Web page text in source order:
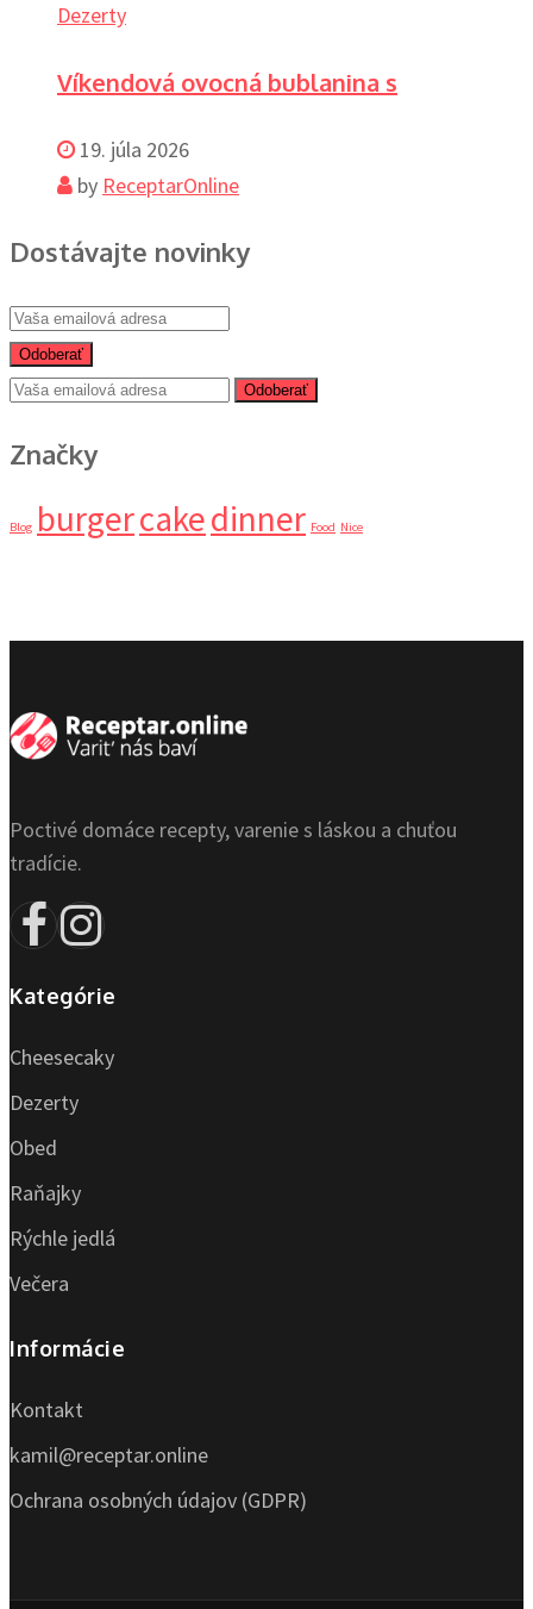
Dezerty
Víkendová ovocná bublanina s
19. júla 2026
by ReceptarOnline
Dostávajte novinky
Odoberať
Odoberať
Značky
Blog burgercakedinner Food Nice
Poctivé domáce recepty, varenie s láskou a chuťou
tradície.
Kategórie
Cheesecaky
Dezerty
Obed
Raňajky
Rýchle jedlá
Večera
Informácie
Kontakt
kamil@receptar.online
Ochrana osobných údajov (GDPR)